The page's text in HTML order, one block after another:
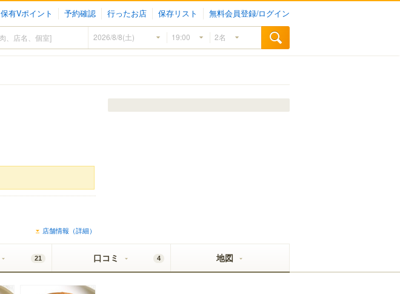
保有Vポイント 予約確認 行ったお店 保存リスト 無料会員登録/ログイン
店舗情報（詳細）
21 口コミ 4 地図